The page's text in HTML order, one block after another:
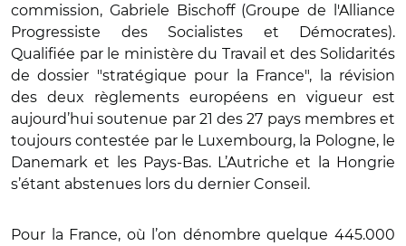
commission, Gabriele Bischoff (Groupe de l'Alliance
Progressiste des Socialistes et Démocrates).
Qualifiée par le ministère du Travail et des Solidarités
de dossier "stratégique pour la France", la révision
des deux règlements européens en vigueur est
aujourd’hui soutenue par 21 des 27 pays membres et
toujours contestée par le Luxembourg, la Pologne, le
Danemark et les Pays-Bas. L’Autriche et la Hongrie
s’étant abstenues lors du dernier Conseil.
Pour la France, où l’on dénombre quelque 445.000